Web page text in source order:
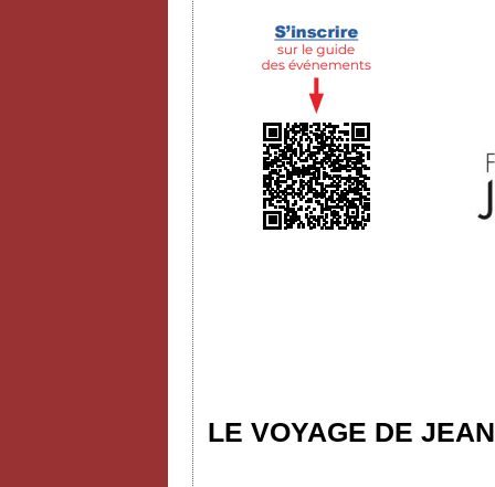
LE VOYAGE DE